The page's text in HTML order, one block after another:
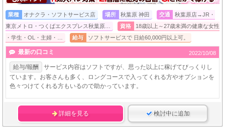
業種 オナクラ・ソフトサービス店 場所 秋葉原 神田 交通
秋葉原店→JR・
東京メトロ・つくばエクスプレス秋葉原…
資格
18歳以上～27歳未満の健康な女性
・学生・OL・主婦・…
給与 ソフトサービスで 日給60,000円以上可。
最新の口コミ 2022/10/08
給与/報酬
サービス内容はソフトですが、思った以上に稼げてびっくりし
ています。お客さんも多く、ロングコースで入ってくれる方やオプションを
色々つけてくれる方もいるので助かっています。
詳細を見る 検討中に追加